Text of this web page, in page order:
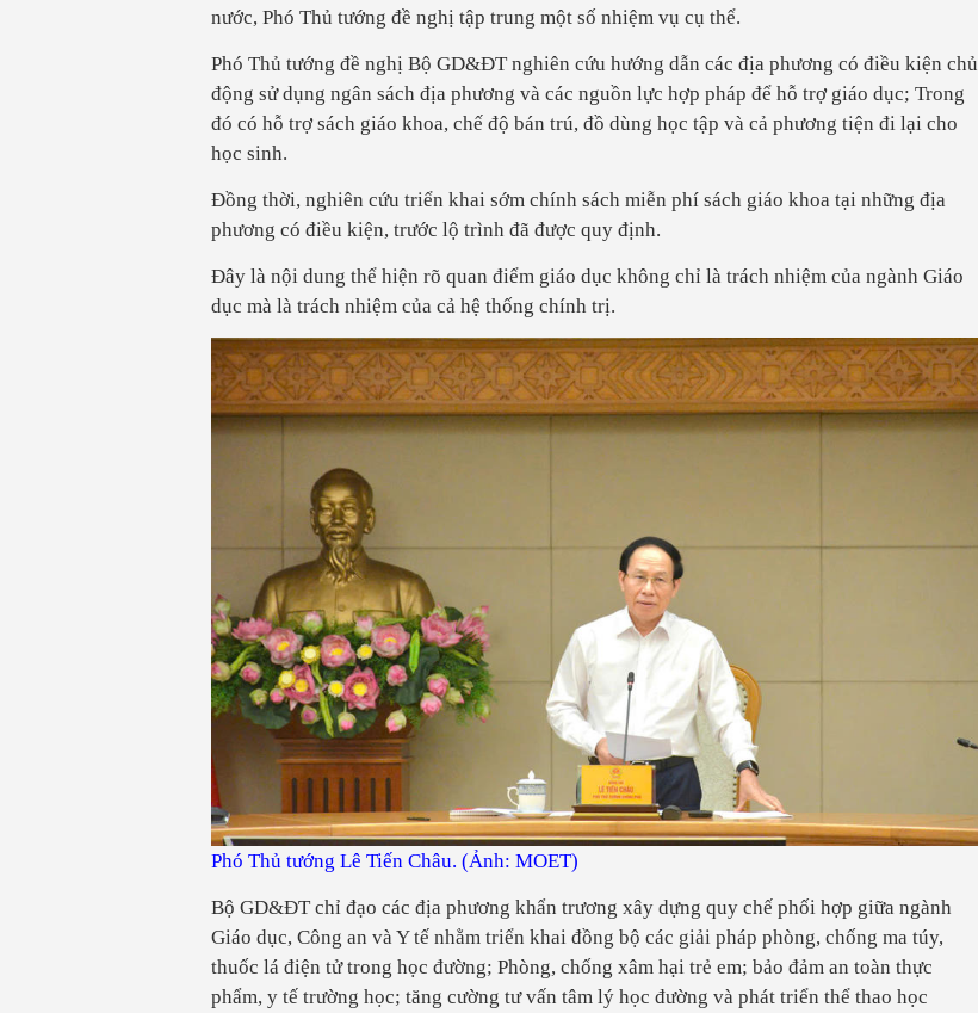
nước, Phó Thủ tướng đề nghị tập trung một số nhiệm vụ cụ thể.
Phó Thủ tướng đề nghị Bộ GD&ĐT nghiên cứu hướng dẫn các địa phương có điều kiện chủ
động sử dụng ngân sách địa phương và các nguồn lực hợp pháp để hỗ trợ giáo dục; Trong
đó có hỗ trợ sách giáo khoa, chế độ bán trú, đồ dùng học tập và cả phương tiện đi lại cho
học sinh.
Đồng thời, nghiên cứu triển khai sớm chính sách miễn phí sách giáo khoa tại những địa
phương có điều kiện, trước lộ trình đã được quy định.
Đây là nội dung thể hiện rõ quan điểm giáo dục không chỉ là trách nhiệm của ngành Giáo
dục mà là trách nhiệm của cả hệ thống chính trị.
Phó Thủ tướng Lê Tiến Châu. (Ảnh: MOET)
Bộ GD&ĐT chỉ đạo các địa phương khẩn trương xây dựng quy chế phối hợp giữa ngành
Giáo dục, Công an và Y tế nhằm triển khai đồng bộ các giải pháp phòng, chống ma túy,
thuốc lá điện tử trong học đường; Phòng, chống xâm hại trẻ em; bảo đảm an toàn thực
phẩm, y tế trường học; tăng cường tư vấn tâm lý học đường và phát triển thể thao học